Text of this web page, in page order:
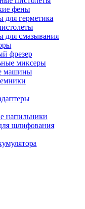
фены
для герметика
для смазывания
фрезер
миксеры
машины
напильники
шлифования